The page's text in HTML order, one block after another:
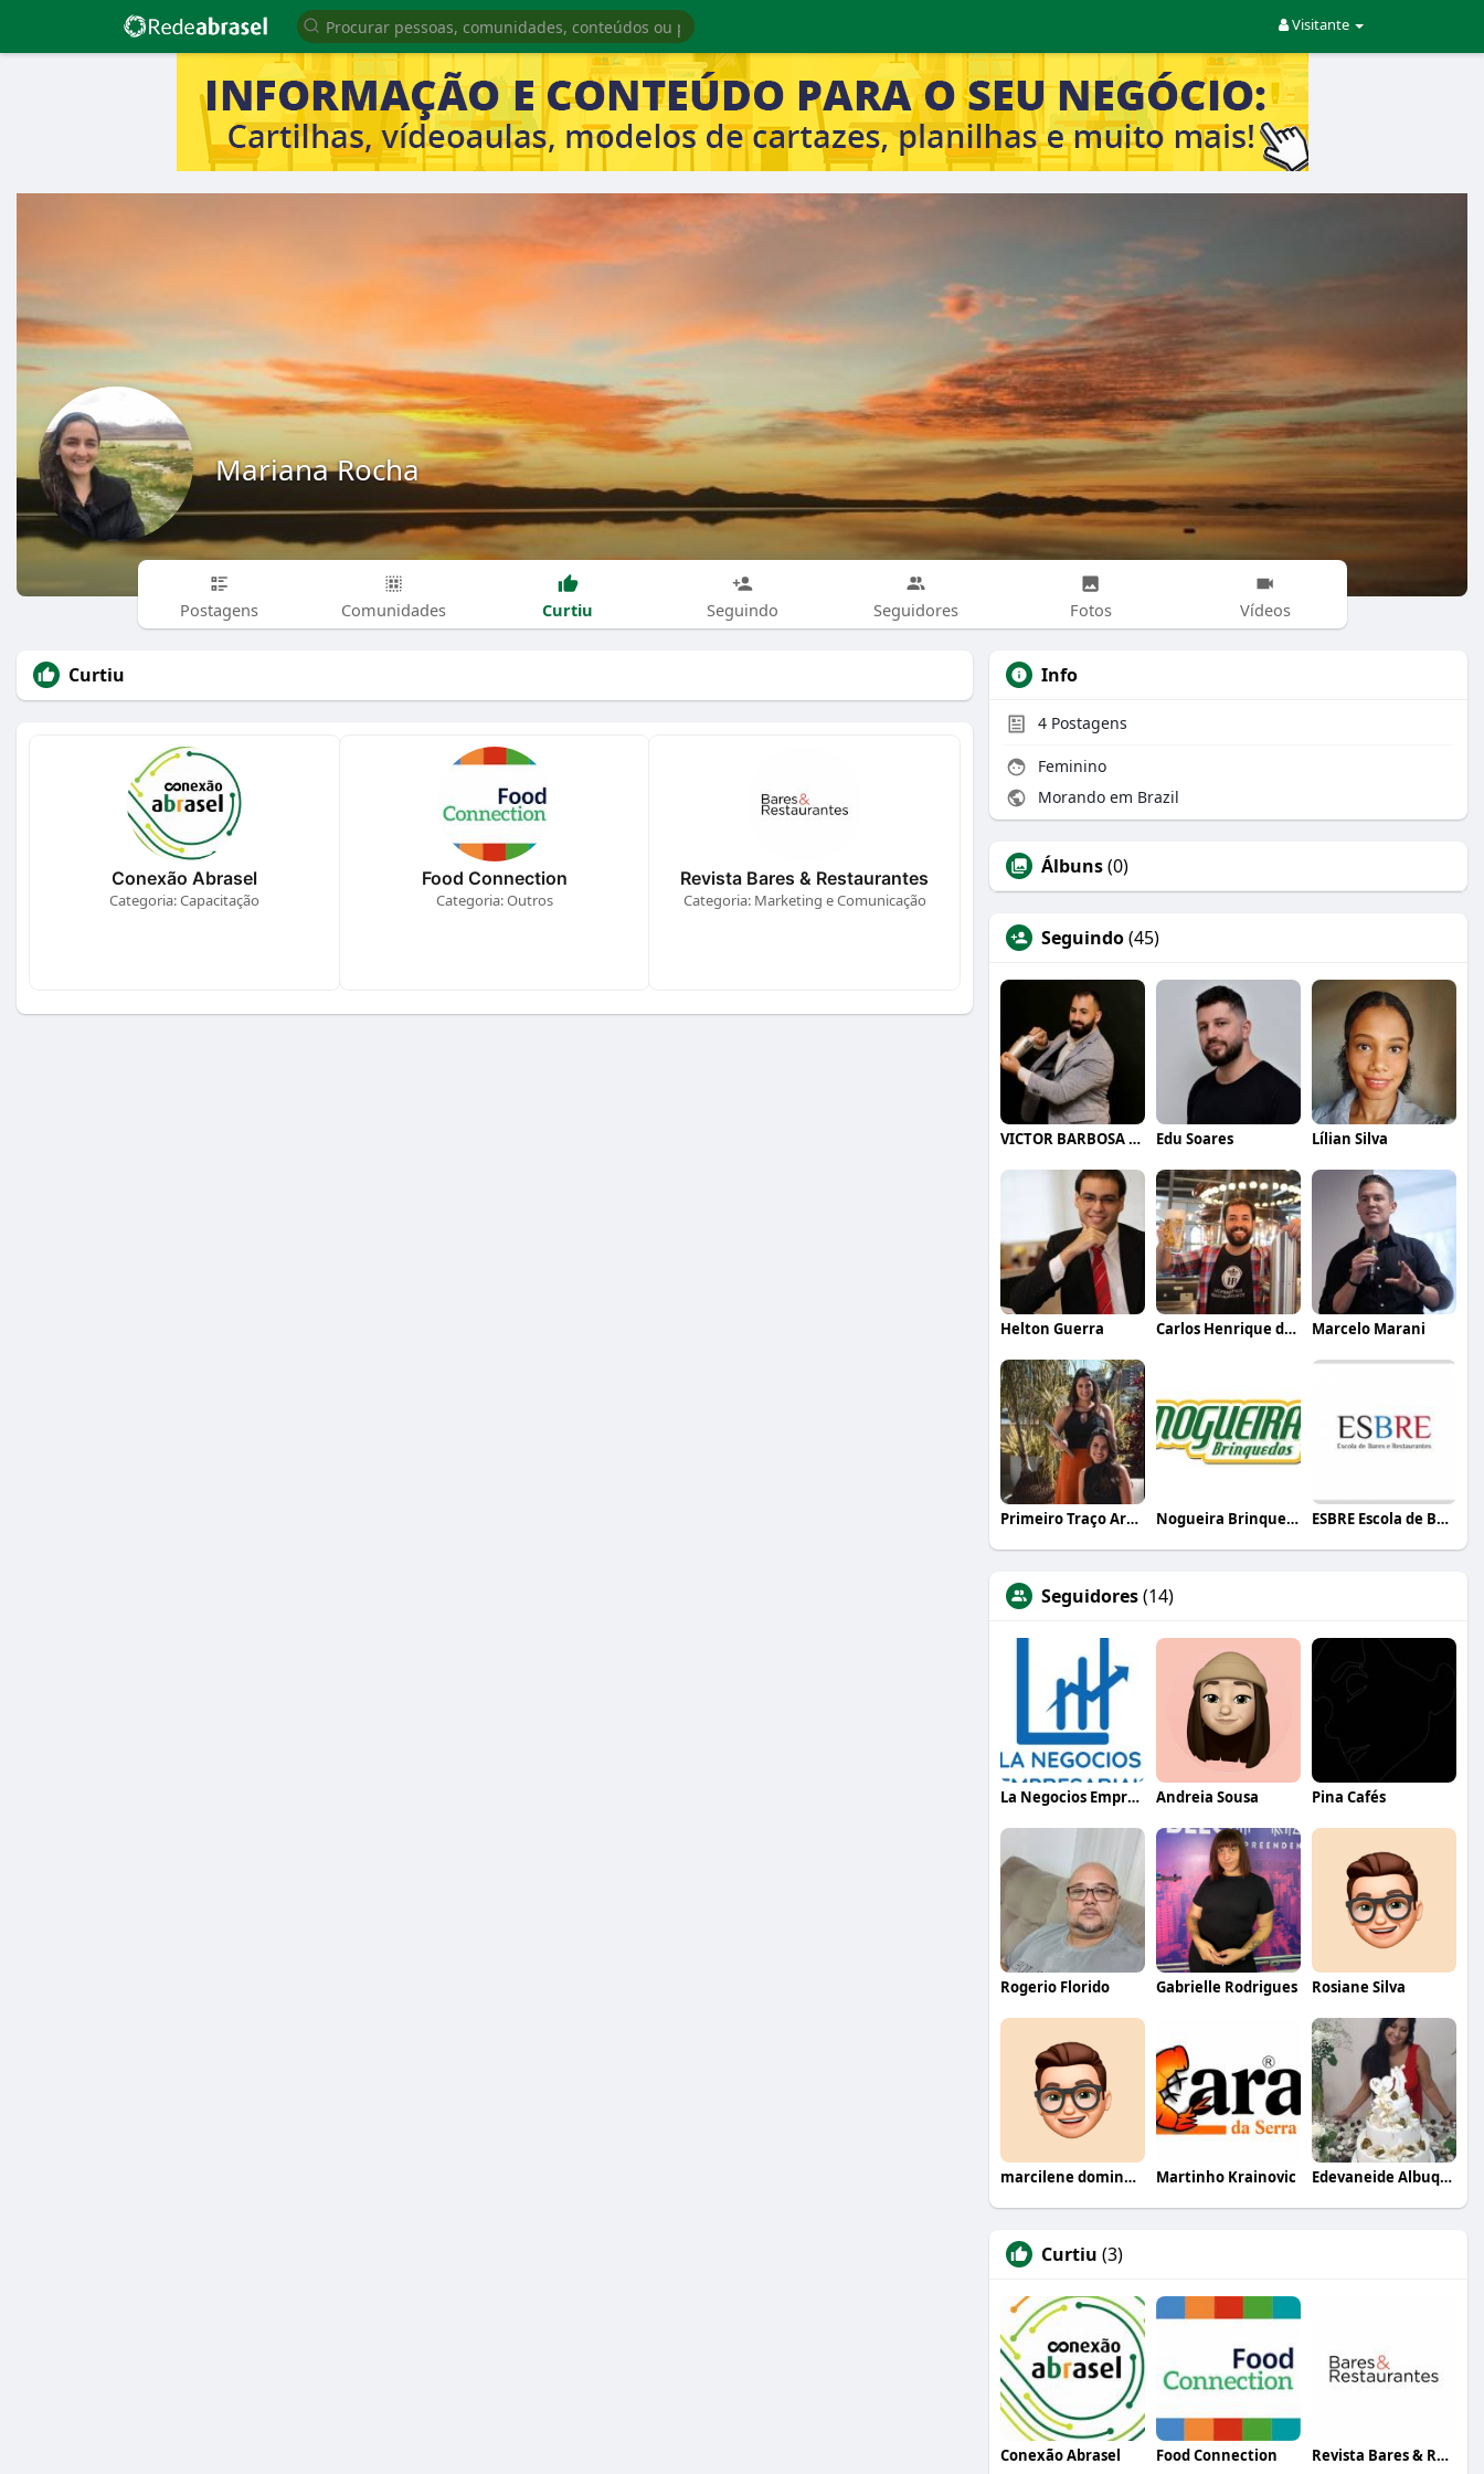
Visitante
Mariana Rocha
Postagens Comunidades Curtiu Seguindo Seguidores Fotos Vídeos
Curtiu
Conexão Abrasel
Categoria: Capacitação
Food Connection
Categoria: Outros
Revista Bares & Restaurantes
Categoria: Marketing e Comunicação
Info
4 Postagens
Feminino
Morando em Brazil
Álbuns(0)
Seguindo(45)
VICTOR BARBOSA QUARANTA Edu Soares Lílian Silva
Helton Guerra Carlos Henrique de Faria Vasconcelos Marcelo Marani
Primeiro Traço Arquitetura Nogueira Brinquedos ESBRE Escola de Bares e Restaurantes
Seguidores(14)
La Negocios Empresariais Andreia Sousa Pina Cafés
Rogerio Florido Gabrielle Rodrigues Rosiane Silva
marcilene domingues Martinho Krainovic Edevaneide Albuquerque
Curtiu (3)
Conexão Abrasel Food Connection Revista Bares & Restaurantes